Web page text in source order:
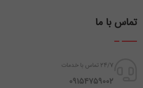
تماس با ما
24/7 تماس با خدمات
‪ 09154759002